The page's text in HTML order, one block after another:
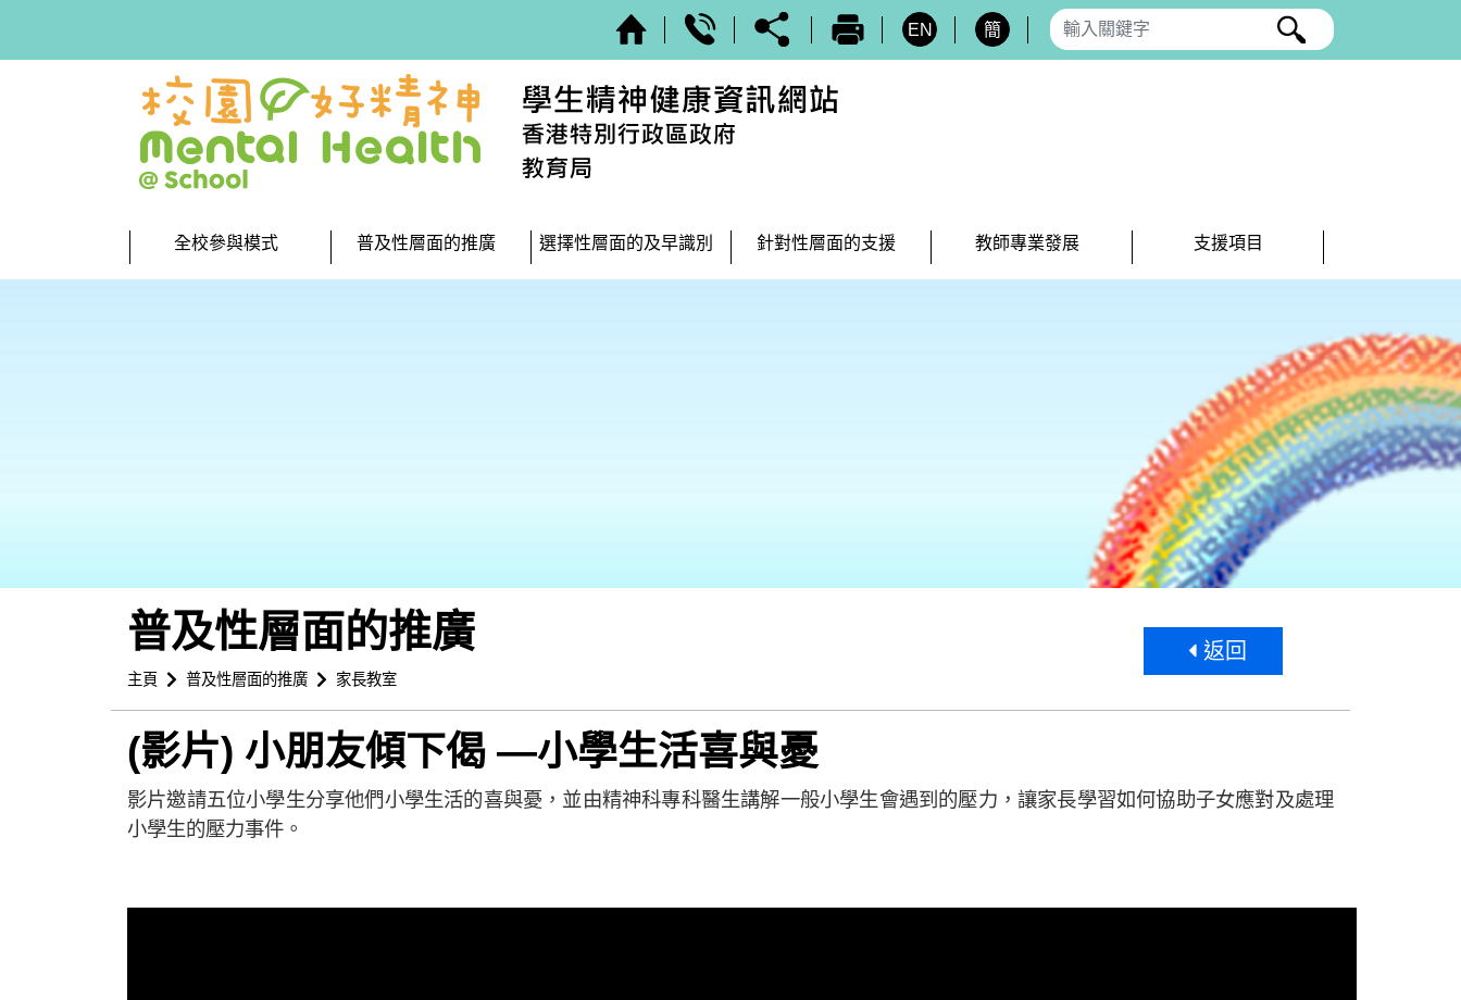
EN
簡
全校參與模式 普及性層面的推廣 選擇性層面的及早識別 針對性層面的支援 教師專業發展 支援項目
普及性層面的推廣
主頁 普及性層面的推廣 家長教室
返回
(影片) 小朋友傾下偈 —小學生活喜與憂
影片邀請五位小學生分享他們小學生活的喜與憂，並由精神科專科醫生講解一般小學生會遇到的壓力，讓家長學習如何協助子女應對及處理
小學生的壓力事件。